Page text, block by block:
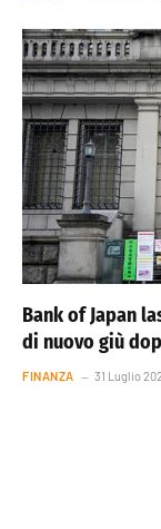
Bank of Japan
di nuovo giù
FINANZA 31 Luglio